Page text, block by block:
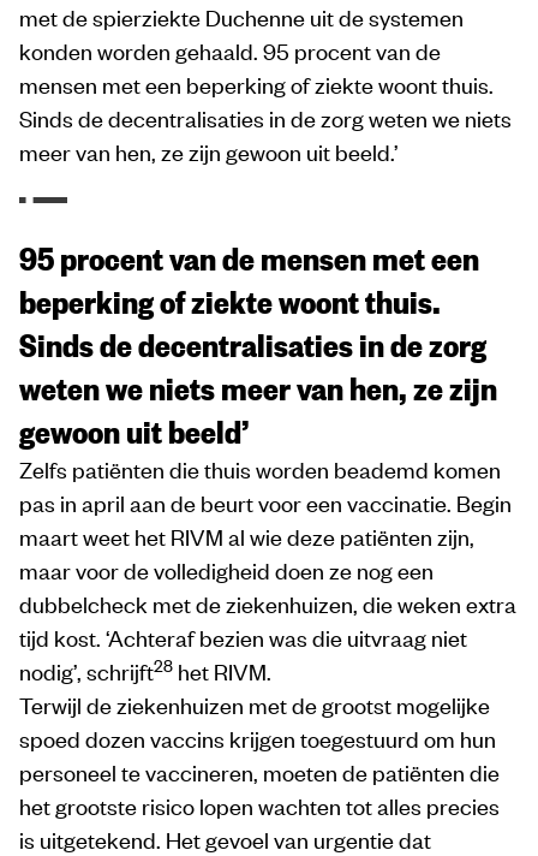
met de spierziekte Duchenne uit de systemen
konden worden gehaald. 95 procent van de
mensen met een beperking of ziekte woont thuis.
Sinds de decentralisaties in de zorg weten we niets
meer van hen, ze zijn gewoon uit beeld.’
95 procent van de mensen met een
beperking of ziekte woont thuis.
Sinds de decentralisaties in de zorg
weten we niets meer van hen, ze zijn
gewoon uit beeld’
Zelfs patiënten die thuis worden beademd komen
pas in april aan de beurt voor een vaccinatie. Begin
maart weet het RIVM al wie deze patiënten zijn,
maar voor de volledigheid doen ze nog een
dubbelcheck met de ziekenhuizen, die weken extra
tijd kost. ‘Achteraf bezien was die uitvraag niet
nodig’, schrijft28 het RIVM.
Terwijl de ziekenhuizen met de grootst mogelijke
spoed dozen vaccins krijgen toegestuurd om hun
personeel te vaccineren, moeten de patiënten die
het grootste risico lopen wachten tot alles precies
is uitgetekend. Het gevoel van urgentie dat